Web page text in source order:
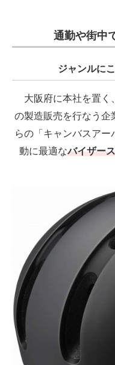
通勤や街中
ジャンルに
大阪府に本社を置く
の製造販売を行なう企
らの「キャンバスア
動に最適なバイザー